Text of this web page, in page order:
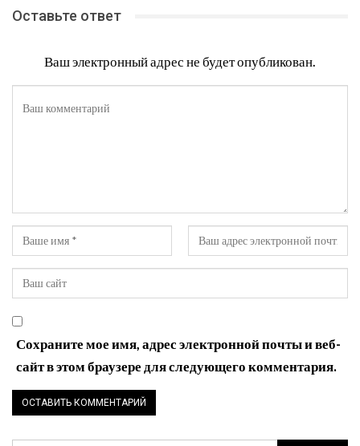
Оставьте ответ
Ваш электронный адрес не будет опубликован.
Сохраните мое имя, адрес электронной почты и веб-
сайт в этом браузере для следующего комментария.